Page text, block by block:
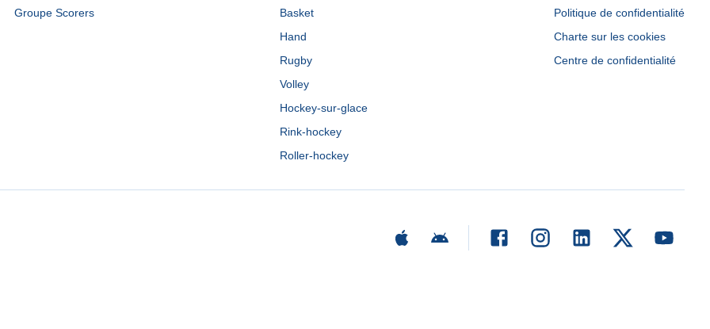
Groupe Scorers
Basket
Hand
Rugby
Volley
Hockey-sur-glace
Rink-hockey
Roller-hockey
Politique de confidentialité
Charte sur les cookies
Centre de confidentialité